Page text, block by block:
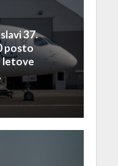
37.
posto
letove